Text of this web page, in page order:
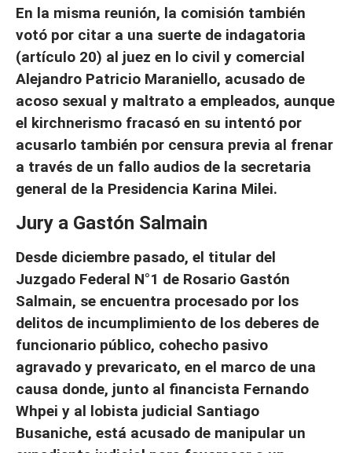
En la misma reunión, la comisión también
votó por citar a una suerte de indagatoria
(artículo 20) al juez en lo civil y comercial
Alejandro Patricio Maraniello, acusado de
acoso sexual y maltrato a empleados, aunque
el kirchnerismo fracasó en su intentó por
acusarlo también por censura previa al frenar
a través de un fallo audios de la secretaria
general de la Presidencia Karina Milei.
Jury a Gastón Salmain
Desde diciembre pasado, el titular del
Juzgado Federal N°1 de Rosario Gastón
Salmain, se encuentra procesado por los
delitos de incumplimiento de los deberes de
funcionario público, cohecho pasivo
agravado y prevaricato, en el marco de una
causa donde, junto al financista Fernando
Whpei y al lobista judicial Santiago
Busaniche, está acusado de manipular un